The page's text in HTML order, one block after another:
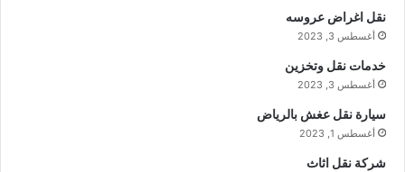
نقل اغراض عروسه
أغسطس 3, 2023
خدمات نقل وتخزين
أغسطس 3, 2023
سيارة نقل عغش بالرياض
أغسطس 1, 2023
شركة نقل اثاث